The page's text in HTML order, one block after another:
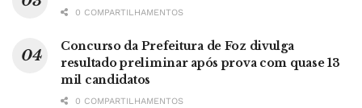
0 COMPARTILHAMENTOS
Concurso da Prefeitura de Foz divulga
resultado preliminar após prova com quase 13
mil candidatos
0 COMPARTILHAMENTOS